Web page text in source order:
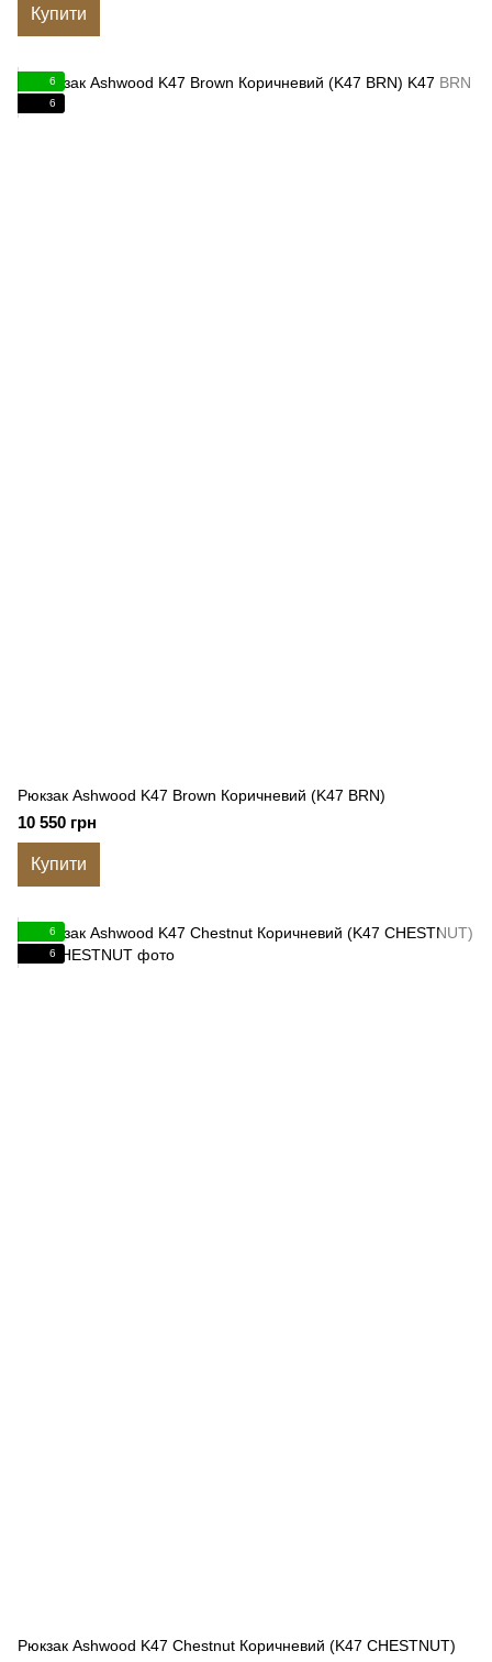
Купити
6
6
Рюкзак Ashwood K47 Brown Коричневий (K47 BRN)
10 550 грн
Купити
6
6
Рюкзак Ashwood K47 Chestnut Коричневий (K47 CHESTNUT)